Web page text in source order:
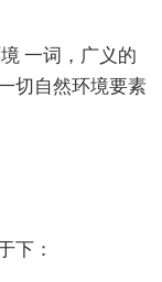
一词，广义的
切自然环境要素
下：